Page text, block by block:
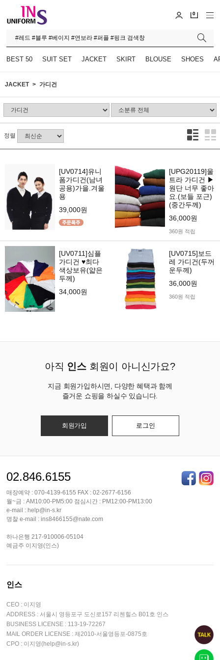
0
BEST 50 SUIT SET JACKET SKIRT BLOUSE SHOES
JACKET 가디건
정렬
[UV0714]유니
폼가디건(남녀
공용)가을.겨울
용
39,000원
[UPG20119]울
트라 가디건 ▶
원단 너무 좋아
요.(보들 포근)
(중간두께)
36,000원
360원 적립
[UV0711]심플
가디건 ♥최다
색상보유(얇은
두께)
34,000원
[UV0715]보드
레 가디건(두꺼
운두께)
36,000원
360원 적립
아직 인스 회원이 아니신가요?
지금 회원가입하시면, 다양한 혜택과 함께
즐거운 쇼핑을 하실수 있습니다.
회원가입 로그인
02.846.6155
매장예약 : 070-4139-6155 FAX : 02-2677-6156
월~금 : AM10:00-PM5:00 점심시간 : PM12:00-PM13:00
e-mail : help@in-s.kr
명찰 e-mail : ins8466155@nate.com
하나은행 217-910006-05104
예금주 이지영(인스)
인스
CEO : 이지영
ADDRESS : 서울시 영등포구 도신로157 리첸힐스 B01호 인스
BUSINESS LICENSE : 113-19-72267
MAIL ORDER LICENSE : 제2010-서울영등포-0875호
CPO : 이지영(help@in-s.kr)